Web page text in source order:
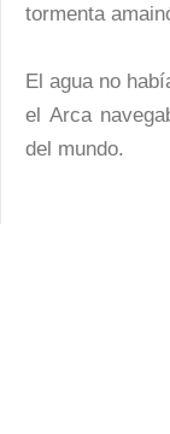
tormenta
El agua no
el Arca
del mundo.